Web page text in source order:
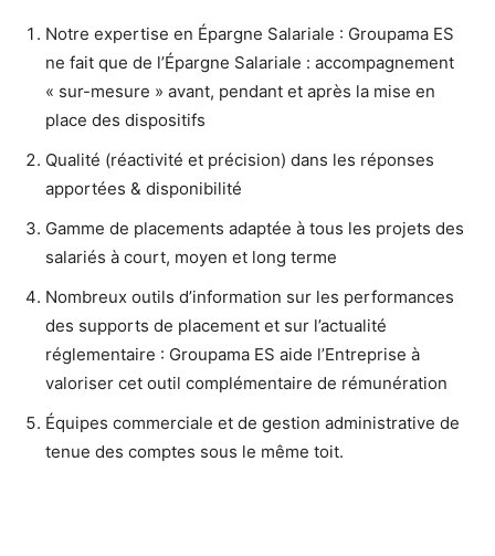
Notre expertise en Épargne Salariale : Groupama ES
ne fait que de l’Épargne Salariale : accompagnement
« sur-mesure » avant, pendant et après la mise en
place des dispositifs
Qualité (réactivité et précision) dans les réponses
apportées & disponibilité
Gamme de placements adaptée à tous les projets des
salariés à court, moyen et long terme
Nombreux outils d’information sur les performances
des supports de placement et sur l’actualité
réglementaire : Groupama ES aide l’Entreprise à
valoriser cet outil complémentaire de rémunération
Équipes commerciale et de gestion administrative de
tenue des comptes sous le même toit.